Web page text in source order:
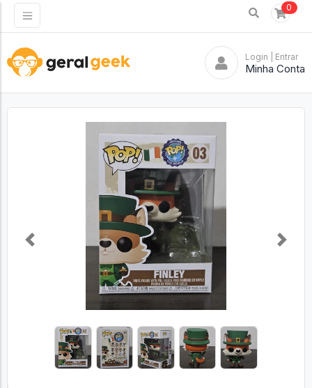
0
Login | Entrar
Minha Conta
Previous Next